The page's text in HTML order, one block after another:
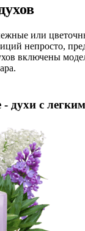
или
непросто,
включены
- духи с